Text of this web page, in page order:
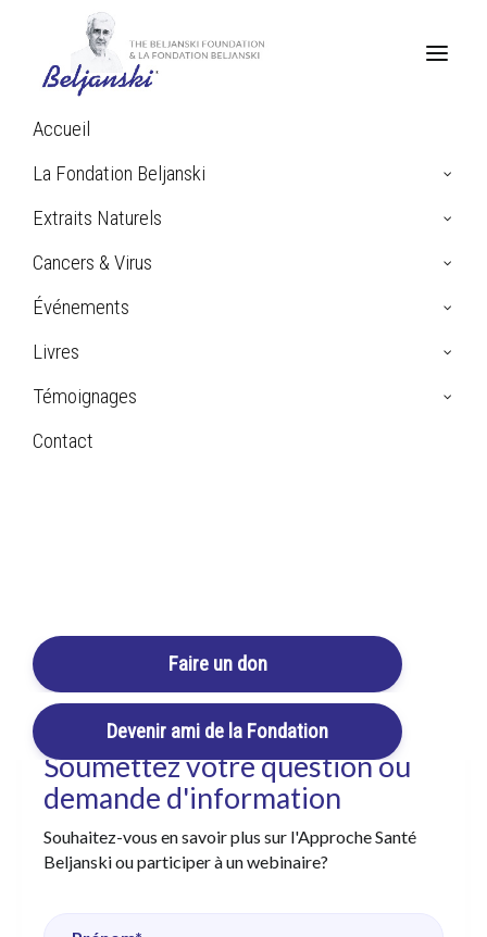
Accueil
La Fondation Beljanski
Extraits Naturels
Cancers & Virus
Événements
Livres
Témoignages
Contact
Faire un don
Devenir ami de la Fondation
Soumettez votre question ou demande d’information –
Professionnels de la santé
Soumettez votre question ou
demande d'information
Souhaitez-vous en savoir plus sur l'Approche Santé
Beljanski ou participer à un webinaire?